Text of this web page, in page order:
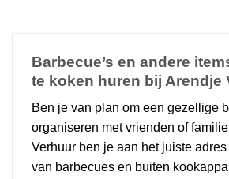
Barbecue’s en andere
te koken huren bij Arendje
Ben je van plan om een gezellige
organiseren met vrienden of
Verhuur ben je aan het juiste
van barbecues en buiten